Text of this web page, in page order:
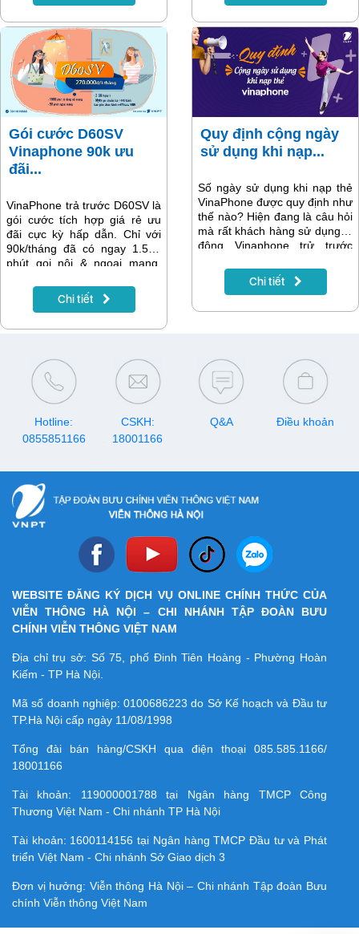
Gói cước D60SV
Vinaphone 90k ưu
đãi...
VinaPhone trả trước D60SV là
gói cước tích hợp giá rẻ ưu
đãi cực kỳ hấp dẫn. Chỉ với
90k/tháng đã có ngay 1.550
phút gọi nội & ngoại mạng.
GB data tốc độ cao 4G
VinaPhone sử dụng hàng
kênh VTVCab, VoD).
Chi tiết
Quy định cộng ngày
sử dụng khi nạp...
Số ngày sử dụng khi nạp thẻ
VinaPhone được quy định như
thế nào? Hiện đang là câu hỏi
mà rất khách hàng sử dụng di
động Vinaphone trử trước
rõ thời hạn sử dụng của thẻ
cào điện thoại bạn sẽ rất dễ
mỗi mệnh giá thẻ cào
VinaPhone các bạn hãy tham
khảo bài viết dưới đây nhé!
Chi tiết
Hotline:
0855851166
CSKH:
18001166
Q&A Điều khoản
WEBSITE ĐĂNG KÝ DỊCH VỤ ONLINE CHÍNH THỨC CỦA
VIỄN THÔNG HÀ NỘI – CHI NHÁNH TẬP ĐOÀN BƯU
CHÍNH VIỄN THÔNG VIỆT NAM
Địa chỉ trụ sở: Số 75, phố Đinh Tiên Hoàng - Phường Hoàn
Kiếm - TP Hà Nội.
Mã số doanh nghiệp:0100686223 do Sở Kế hoạch và Đầu tư
TP.Hà Nội cấp ngày 11/08/1998
Tổng đài bán hàng/CSKH qua điện thoại 085.585.1166/
18001166
Tài khoản: 119000001788 tại Ngân hàng TMCP Công
Thương Việt Nam - Chi nhánh TP Hà Nội
Tài khoản: 1600114156 tại Ngân hàng TMCP Ðầu tư và Phát
triển Việt Nam - Chi nhánh Sở Giao dịch 3
Đơn vị hưởng: Viễn thông Hà Nội – Chi nhánh Tập đoàn Bưu
chính Viễn thông Việt Nam